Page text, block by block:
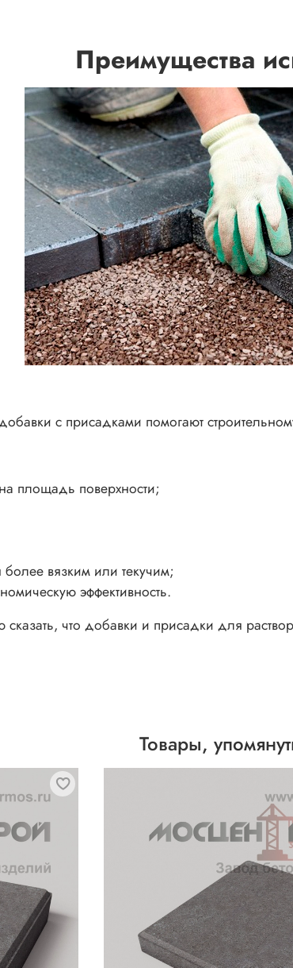
Преимущества
с присадками помогают
площадь поверхности;
более вязким или текучим;
эффективность.
что добавки и присадки для
Товары,